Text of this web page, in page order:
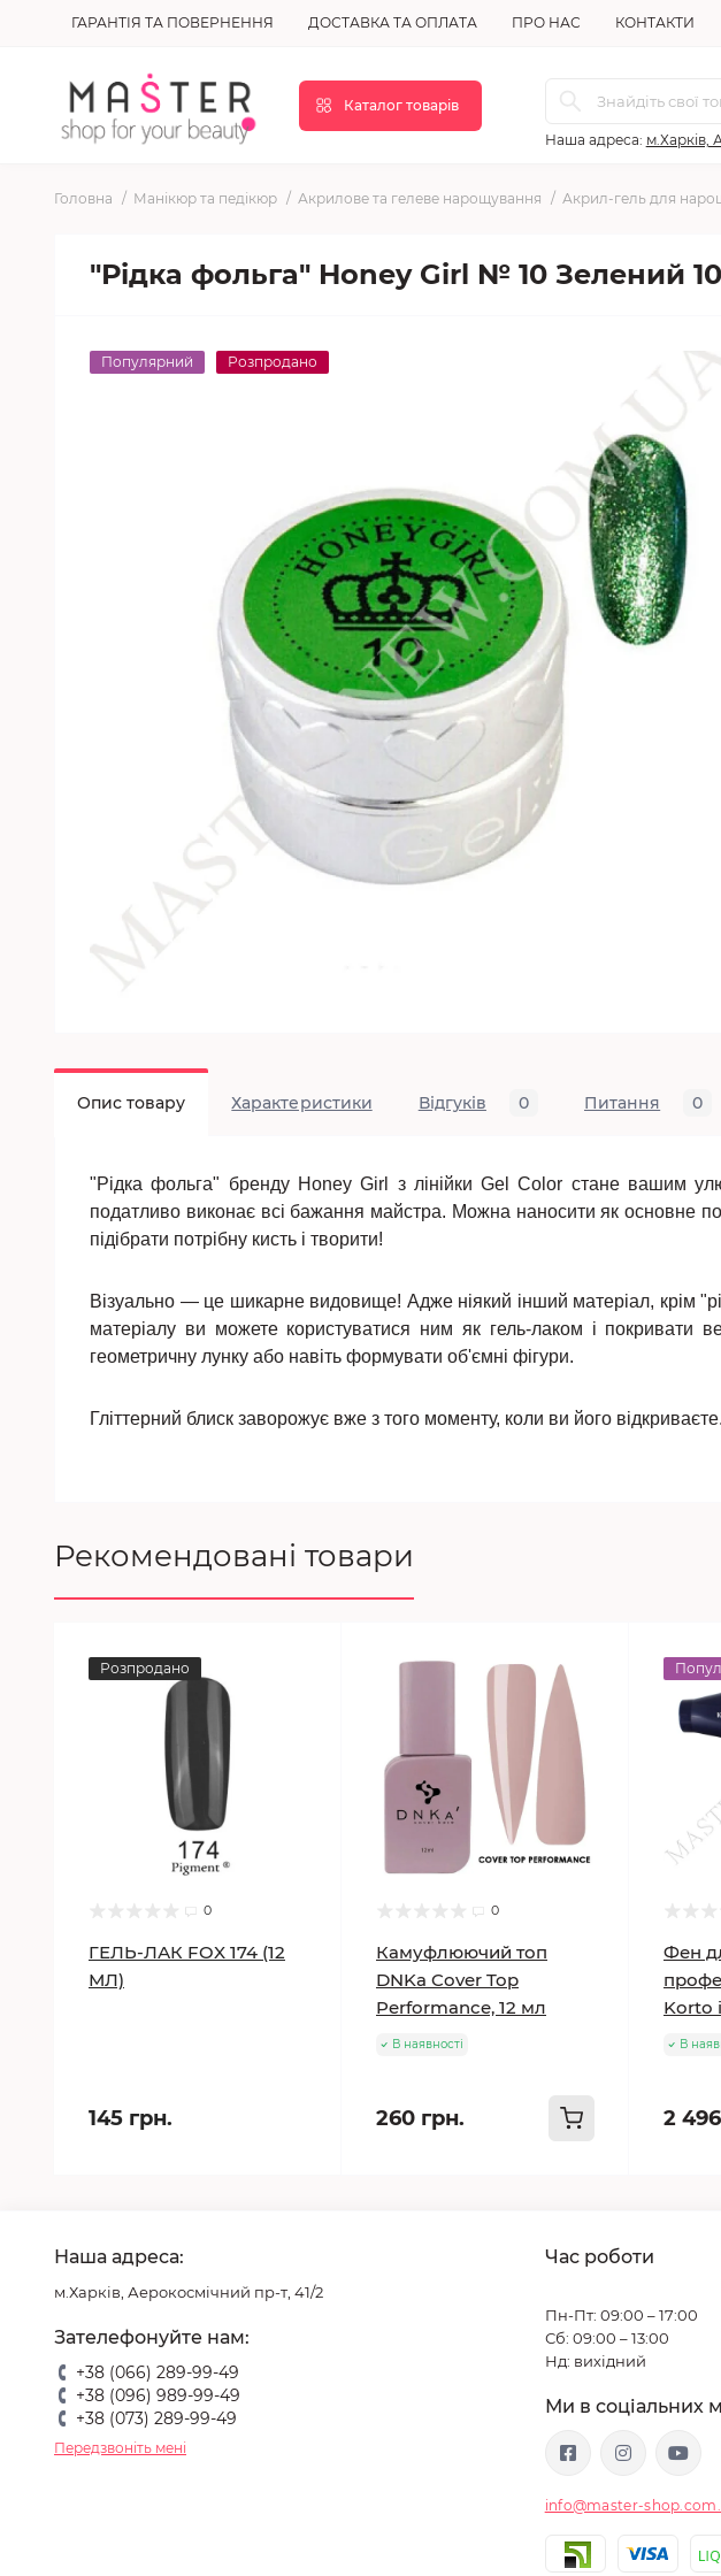
ГАРАНТІЯ ТА ПОВЕРНЕННЯ ДОСТАВКА ТА ОПЛАТА ПРО НАС КОНТАКТИ
Каталог товарів
Наша адреса: м.Харків,
Головна Манікюр та педікюр Акрилове та гелеве нарощування Акрил-гель для
"Рідка фольга" Honey Girl № 10 Зелений
Популярний Розпродано
Опис товару Характеристики Відгуків 0 Питання 0
"Рідка фольга" бренду Honey Girl з лінійки Gel Color стане вашим
податливо виконає всі бажання майстра. Можна наносити як основне
підібрати потрібну кисть і творити!
Візуально — це шикарне видовище! Адже ніякий інший матеріал, крім
матеріалу ви можете користуватися ним як гель-лаком і покривати
геометричну лунку або навіть формувати об'ємні фігури.
Гліттерний блиск заворожує вже з того моменту, коли ви його
Рекомендовані товари
Розпродано
0
ГЕЛЬ-ЛАК FOX 174 (12
МЛ)
145 грн.
0
Камуфлюючий топ
DNKa Cover Top
Performance, 12 мл
В наявності
260 грн.
Фен
Korto
В
2
Наша адреса:
м.Харків, Аерокосмічний пр-т, 41/2
Зателефонуйте нам:
+38 (066) 289-99-49
+38 (096) 989-99-49
+38 (073) 289-99-49
Передзвоніть мені
Час роботи
Пн-Пт: 09:00 – 17:00
Сб: 09:00 – 13:00
Нд: вихідний
Ми в соціальних
info@master-